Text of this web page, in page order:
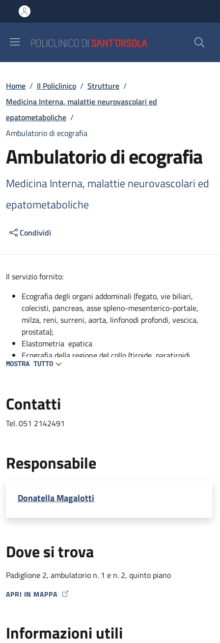
al contenuto principale
to footer content
Briciole di pane
Home / Il Policlinico / Strutture /
Medicina Interna, malattie neurovascolari ed
epatometaboliche /
Ambulatorio di ecografia
Ambulatorio di ecografia
Medicina Interna, malattie neurovascolari ed
epatometaboliche
Condividi
Descrizione
Il servizio fornito:
Ecografia degli organi addominali (fegato, vie biliari,
colecisti, pancreas, asse spleno-mesenterico-portale,
milza, reni, surreni, aorta, linfonodi profondi, vescica,
prostata);
Elastometria epatica
Ecografia della regione del collo (tiroide, paratiroidi,
ghiandole sottomandibolari, parotidi);
arteria epatica, arteria mesenterica superiore, arteria
EcocolorDoppler dei vasi del collo (carotidi, vertebrali,
Stroke)
MOSTRA TUTTO
Contatti
Tel. 051 2142491
Responsabile
Donatella Magalotti
Dove si trova
Padiglione 2, ambulatorio n. 1 e n. 2, quinto piano
APRI IN MAPPA
MAP ICON
Informazioni utili